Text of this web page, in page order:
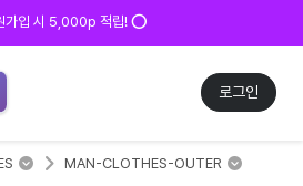
가입 시 5,000p 적립! ⭕
로그인
MAN-CLOTHES-OUTER